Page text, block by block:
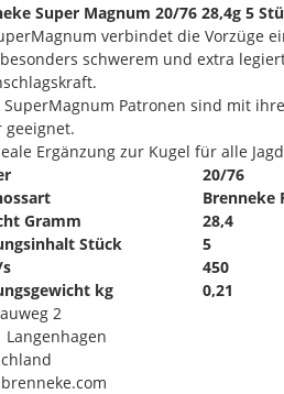
Super Magnum 20/76 28,4g 5
verbindet die Vorzüge
schwerem und extra
SuperMagnum Patronen sind mit
geeignet.
Ergänzung zur Kugel für alle
20/76
Brenneke
Gramm
28,4
Stück
5
450
kg
0,21
2
Langenhagen